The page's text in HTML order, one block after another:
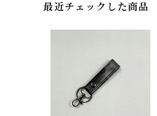
最近チェックした商品